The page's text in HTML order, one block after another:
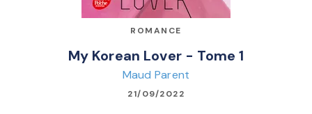
ROMANCE
My Korean Lover - Tome 1
Maud Parent
21/09/2022